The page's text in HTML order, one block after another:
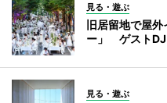
見る・遊ぶ
旧居留地で屋
ー」 ゲストDJ
見る・遊ぶ